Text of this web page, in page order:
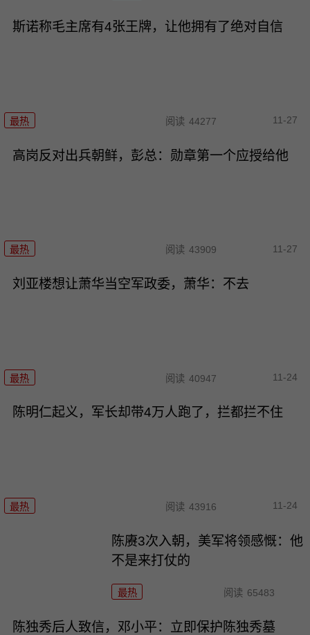
斯诺称毛主席有4张王牌，让他拥有了绝对自信
最热 阅读 44277 11-27
高岗反对出兵朝鲜，彭总：勋章第一个应授给他
最热 阅读 43909 11-27
刘亚楼想让萧华当空军政委，萧华：不去
最热 阅读 40947 11-24
陈明仁起义，军长却带4万人跑了，拦都拦不住
最热 阅读 43916 11-24
陈赓3次入朝，美军将领感慨：他
不是来打仗的
最热 阅读 65483
陈独秀后人致信，邓小平：立即保护陈独秀墓